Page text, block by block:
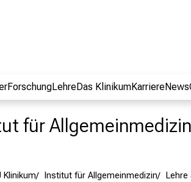
ForschungLehreDas KlinikumKarriere
für Allgemeinmedizin
Klinikum Institut für Allgemeinmedizin Lehre